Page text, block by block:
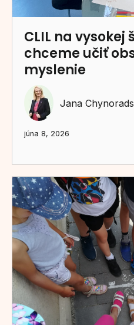
CLIL na vysokej
chceme učiť
myslenie
Jana
júna 8, 2026